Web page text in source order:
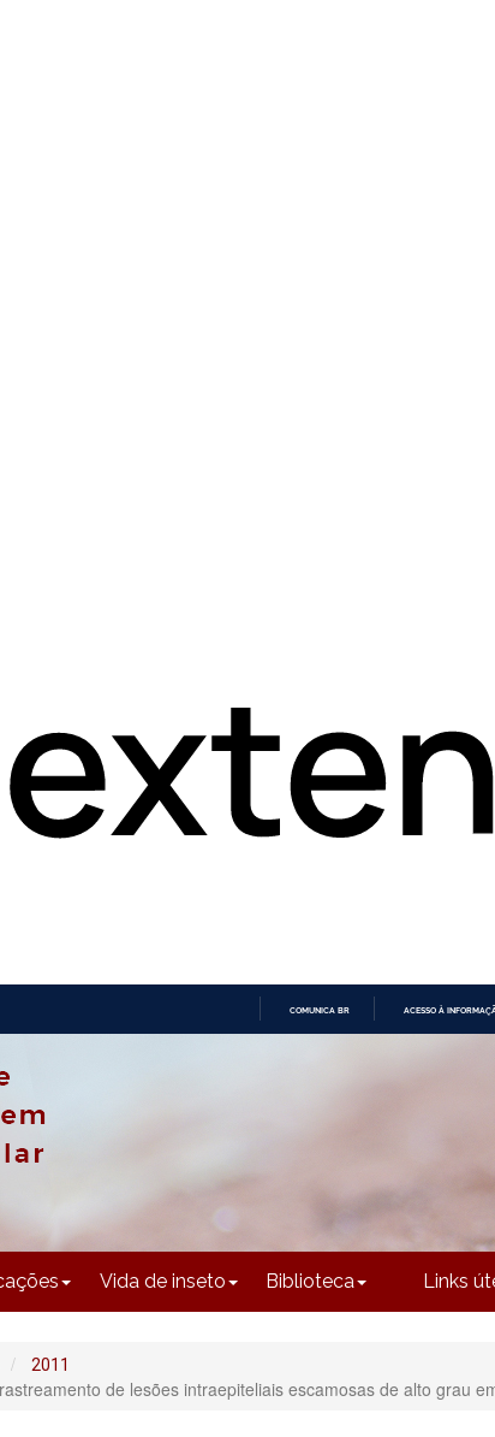
COMUNICA BR ACESSO À
Vida de inseto Biblioteca Links
2011
de lesões intraepiteliais escamosas de alto grau